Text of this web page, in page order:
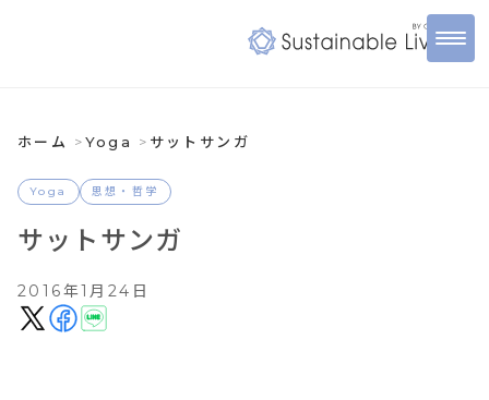
ホーム Yoga サットサンガ
Yoga 思想・哲学
サットサンガ
2016年1月24日